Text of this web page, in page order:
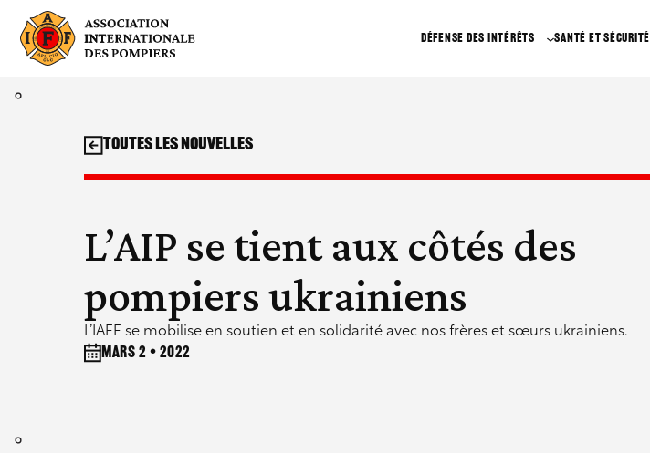
contenu
DÉFENSE DES INTÉRÊTS SANTÉ ET SÉCURITÉ
L’AIP se tient aux côtés des
pompiers ukrainiens
L’IAFF se mobilise en soutien et en solidarité avec nos frères et sœurs ukrainiens.
mars 2 • 2022
Toutes les nouvelles